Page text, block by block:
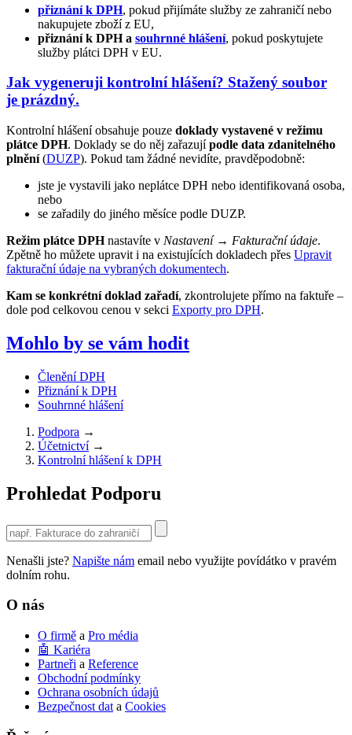
přiznání k DPH, pokud přijímáte služby ze zahraničí nebo
nakupujete zboží z EU,
přiznání k DPH a souhrnné hlášení, pokud poskytujete
služby plátci DPH v EU.
Jak vygeneruji kontrolní hlášení? Stažený soubor
je prázdný.
Kontrolní hlášení obsahuje pouze doklady vystavené v režimu
plátce DPH. Doklady se do něj zařazujípodle data zdanitelného
plnění(DUZP). Pokud tam žádné nevidíte, pravděpodobně:
jste je vystavili jako neplátce DPH nebo identifikovaná osoba,
nebo
se zařadily do jiného měsíce podle DUZP.
Režim plátce DPHnastavíte v Nastavení → Fakturační údaje.
Zpětně ho můžete upravit i na existujících dokladech přes Upravit
fakturační údaje na vybraných dokumentech.
Kam se konkrétní doklad zařadí, zkontrolujete přímo na faktuře –
dole pod celkovou cenou v sekci Exporty pro DPH.
Mohlo by se vám hodit
Členění DPH
Přiznání k DPH
Souhrnné hlášení
Podpora →
Účetnictví →
Kontrolní hlášení k DPH
Prohledat Podporu
Use
the
and
Nenašli jste? Napište nám email nebo využijte povídátko v pravém
dolním rohu.
O nás
O firmě a Pro média
🤖 Kariéra
Partneři a Reference
Obchodní podmínky
Ochrana osobních údajů
Bezpečnost dat a Cookies